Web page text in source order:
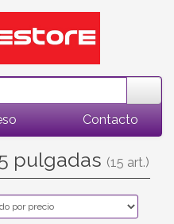
Contacto
pulgadas (15 art.)